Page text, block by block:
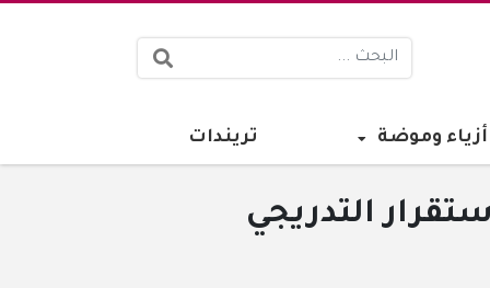
أزياء وموضة تريندات
التدريجي